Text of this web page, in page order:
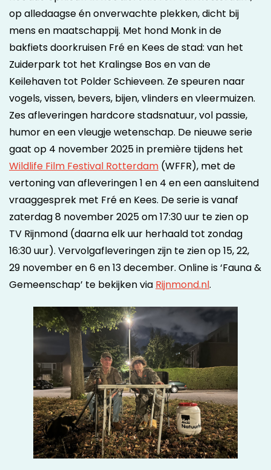
op alledaagse én onverwachte plekken, dicht bij
mens en maatschappij. Met hond Monk in de
bakfiets doorkruisen Fré en Kees de stad: van het
Zuiderpark tot het Kralingse Bos en van de
Keilehaven tot Polder Schieveen. Ze speuren naar
vogels, vissen, bevers, bijen, vlinders en vleermuizen.
Zes afleveringen hardcore stadsnatuur, vol passie,
humor en een vleugje wetenschap. De nieuwe serie
gaat op 4 november 2025 in première tijdens het
Wildlife Film Festival Rotterdam (WFFR), met de
vertoning van afleveringen 1 en 4 en een aansluitend
vraaggesprek met Fré en Kees. De serie is vanaf
zaterdag 8 november 2025 om 17:30 uur te zien op
TV Rijnmond (daarna elk uur herhaald tot zondag
16:30 uur). Vervolgafleveringen zijn te zien op 15, 22,
29 november en 6 en 13 december. Online is ‘Fauna &
Gemeenschap’ te bekijken via Rijnmond.nl.